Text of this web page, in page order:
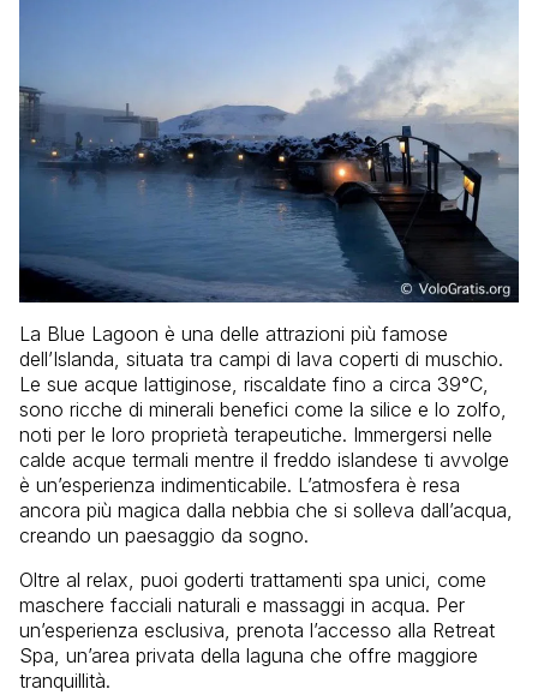
La Blue Lagoon è una delle attrazioni più famose
dell’Islanda, situata tra campi di lava coperti di muschio.
Le sue acque lattiginose, riscaldate fino a circa 39°C,
sono ricche di minerali benefici come la silice e lo zolfo,
noti per le loro proprietà terapeutiche. Immergersi nelle
calde acque termali mentre il freddo islandese ti avvolge
è un’esperienza indimenticabile. L’atmosfera è resa
ancora più magica dalla nebbia che si solleva dall’acqua,
creando un paesaggio da sogno.
Oltre al relax, puoi goderti trattamenti spa unici, come
maschere facciali naturali e massaggi in acqua. Per
un’esperienza esclusiva, prenota l’accesso alla Retreat
Spa, un’area privata della laguna che offre maggiore
tranquillità.